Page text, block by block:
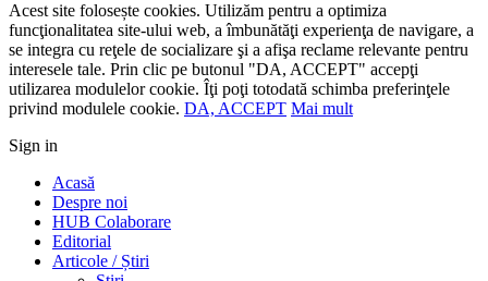
Acest site folosește cookies. Utilizăm pentru a optimiza
funcţionalitatea site-ului web, a îmbunătăţi experienţa de navigare, a
se integra cu reţele de socializare şi a afişa reclame relevante pentru
interesele tale. Prin clic pe butonul "DA, ACCEPT" accepţi
utilizarea modulelor cookie. Îţi poţi totodată schimba preferinţele
privind modulele cookie. DA, ACCEPT Mai mult
Sign in
Acasă
Despre noi
HUB Colaborare
Editorial
Articole / Știri